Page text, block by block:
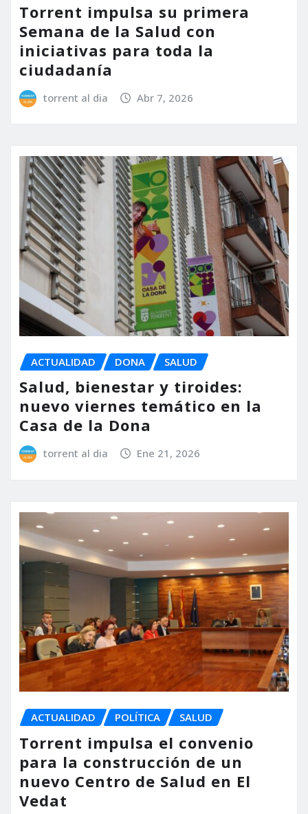
Torrent impulsa su primera
Semana de la Salud con
iniciativas para toda la
ciudadanía
torrent al dia Abr 7, 2026
ACTUALIDAD DONA SALUD
Salud, bienestar y tiroides:
nuevo viernes temático en la
Casa de la Dona
torrent al dia Ene 21, 2026
ACTUALIDAD POLÍTICA SALUD
Torrent impulsa el convenio
para la construcción de un
nuevo Centro de Salud en El
Vedat